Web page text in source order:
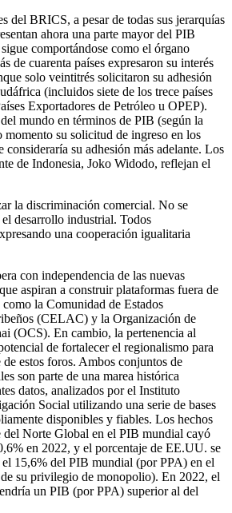
del BRICS, a pesar de todas sus jerarquías
ahora una parte mayor del PIB
comportándose como el órgano
de cuarenta países expresaron su interés
solo veintitrés solicitaron su adhesión
(incluidos siete de los trece países
Exportadores de Petróleo u OPEP).
mundo en términos de PIB (según la
su solicitud de ingreso en los
su adhesión más adelante. Los
de Indonesia, Joko Widodo, reflejan el
la discriminación comercial. No se
desarrollo industrial. Todos
una cooperación igualitaria
con independencia de las nuevas
aspiran a construir plataformas fuera de
la Comunidad de Estados
(CELAC) y la Organización de
(OCS). En cambio, la pertenencia al
de fortalecer el regionalismo para
estos foros. Ambos conjuntos de
son parte de una marea histórica
datos, analizados por el Instituto
Social utilizando una serie de bases
disponibles y fiables. Los hechos
del Norte Global en el PIB mundial cayó
en 2022, y el porcentaje de EE.UU. se
15,6% del PIB mundial (por PPA) en el
su privilegio de monopolio). En 2022, el
un PIB (por PPA) superior al del